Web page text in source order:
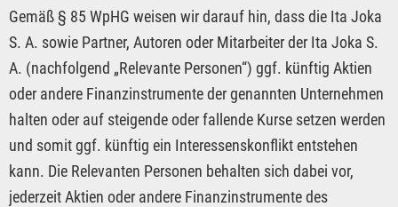
Gemäß § 85 WpHG weisen wir darauf hin, dass die Ita Joka
S. A. sowie Partner, Autoren oder Mitarbeiter der Ita Joka S.
A. (nachfolgend „Relevante Personen“) ggf. künftig Aktien
oder andere Finanzinstrumente der genannten Unternehmen
halten oder auf steigende oder fallende Kurse setzen werden
und somit ggf. künftig ein Interessenskonflikt entstehen
kann. Die Relevanten Personen behalten sich dabei vor,
jederzeit Aktien oder andere Finanzinstrumente des